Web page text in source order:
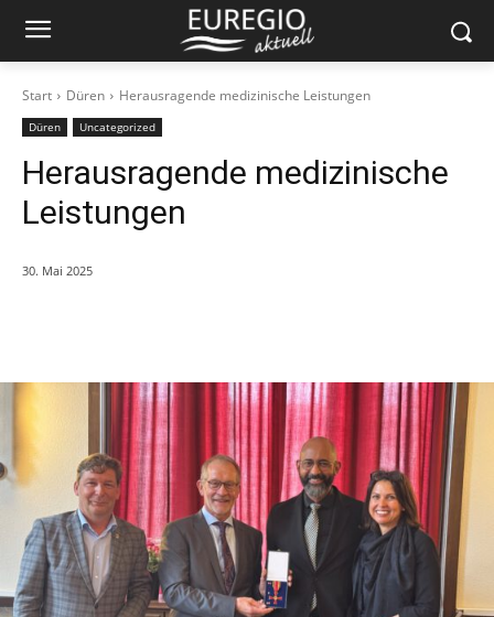
Start Düren Herausragende medizinische Leistungen
Düren Uncategorized
Herausragende medizinische
Leistungen
30. Mai 2025